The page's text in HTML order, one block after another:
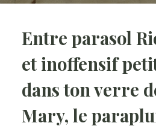
Entre parasol
et inoffensif
dans ton verre
Mary, le